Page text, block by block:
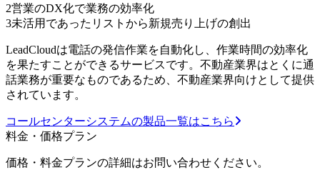
2営業のDX化で業務の効率化
3未活用であったリストから新規売り上げの創出
LeadCloudは電話の発信作業を自動化し、作業時間の効率化
を果たすことができるサービスです。不動産業界はとくに通
話業務が重要なものであるため、不動産業界向けとして提供
されています。
コールセンターシステムの製品一覧はこちら
料金・価格プラン
価格・料金プランの詳細はお問い合わせください。